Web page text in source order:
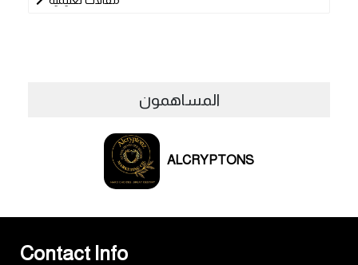
المساهمون
ALCRYPTONS
Contact Info